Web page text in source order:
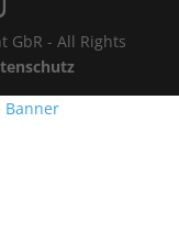
GbR - All Rights
Banner